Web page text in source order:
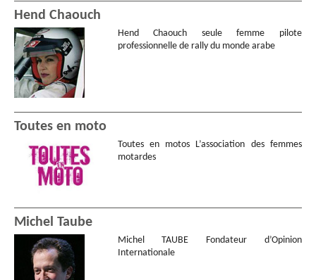
Hend Chaouch
Hend Chaouch seule femme pilote
professionnelle de rally du monde arabe
Toutes en moto
Toutes en motos L’association des femmes
motardes
Michel Taube
Michel TAUBE Fondateur d’Opinion
Internationale